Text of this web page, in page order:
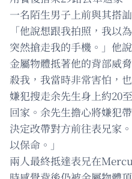
一名陌生男子上前與其搭訕
「他說想跟我拍照，我以
突然搶走我的手機。」他
金屬物體抵著他的背部威
殺我，我當時非常害怕，
嫌犯搜走余先生身上約20
回家。余先生擔心將嫌犯
決定改帶對方前往表兄家
以保命。」
兩人最終抵達表兄在